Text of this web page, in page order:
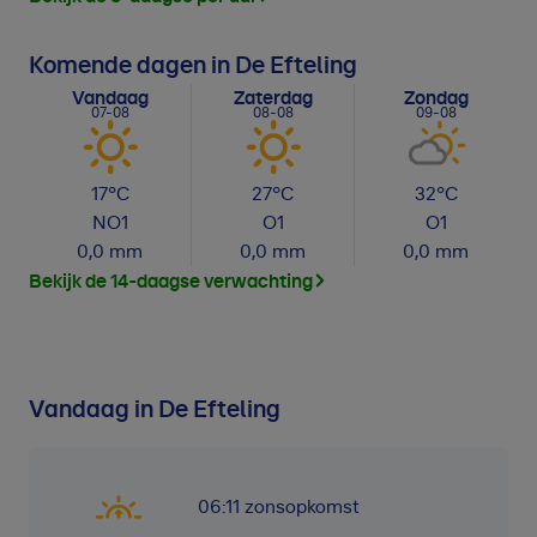
Komende dagen in De Efteling
Vandaag
07-08
17°C
NO1
0,0 mm
Zaterdag
08-08
27°C
O1
0,0 mm
Zondag
09-08
32°C
O1
0,0 mm
Bekijk de 14-daagse verwachting
Vandaag in De Efteling
06:11 zonsopkomst